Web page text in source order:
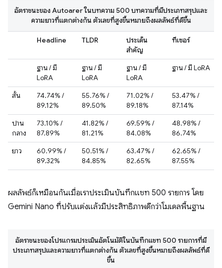
Headline TLDR
ประเด็น
สำคัญ
ทีเซอร์
ฐาน / มี
LoRA
ฐาน / มี
LoRA
ฐาน / มี
LoRA
ฐาน / มี LoRA
สั้น
74.74% /
89.12%
55.76% /
89.50%
71.02% /
89.18%
53.47% /
87.14%
ปาน
กลาง
73.10% /
87.89%
41.82% /
81.21%
69.59% /
84.08%
48.98% /
86.74%
ยาว
60.99% /
89.32%
50.51% /
84.85%
63.47% /
82.65%
62.65% /
87.55%
อัตราชนะของ Autoarer ในบทความ 500 บทความที่มีประเภทสรุปและ
ความยาวที่แตกต่างกัน ตัวเลขที่สูงขึ้นหมายถึงผลลัพธ์ที่ดีขึ้น
ผลลัพธ์ก็เหมือนกันเมื่อเราประเมินบันทึกแชท 500 รายการ โดย
Gemini Nano ที่ปรับแต่งแล้วมีประสิทธิภาพดีกว่าโมเดลพื้นฐาน
อัตราชนะของโปรแกรมประเมินอัตโนมัติในบันทึกแชท 500 รายการที่มี
ประเภทสรุปและความยาวที่แตกต่างกัน ตัวเลขที่สูงขึ้นหมายถึงผลลัพธ์ที่ดี
ขึ้น